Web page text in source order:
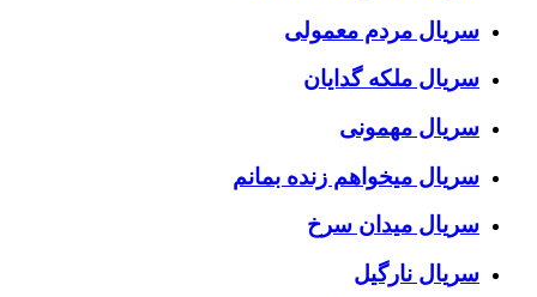
سریال مردم معمولی
سریال ملکه گدایان
سریال مهمونی
سریال میخواهم زنده بمانم
سریال میدان سرخ
سریال نارگیل